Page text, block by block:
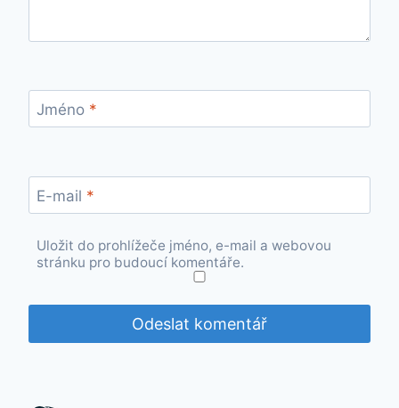
Jméno *
E-mail *
Uložit do prohlížeče jméno, e-mail a webovou
stránku pro budoucí komentáře.